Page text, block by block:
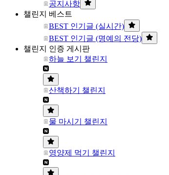
공지사항
챌린지 베스트
BEST 인기글 (실시간)
BEST 인기글 (명예의 전당)
챌린지 인증 게시판
하늘 보기 챌린지
산책하기 챌린지
물 마시기 챌린지
영양제 먹기 챌린지